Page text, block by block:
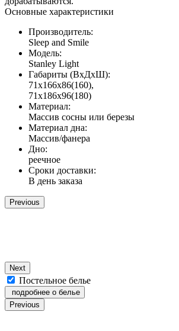
Основные характеристики
Производитель:
Sleep and Smile
Модель:
Stanley Light
Габариты (ВхДхШ):
71х166х86(160),
71х186х96(180)
Материал:
Массив сосны или березы
Материал дна:
Массив/фанера
Дно:
реечное
Сроки доставки:
В день заказа
Previous
Next
Постельное белье
подробнее о белье
Previous